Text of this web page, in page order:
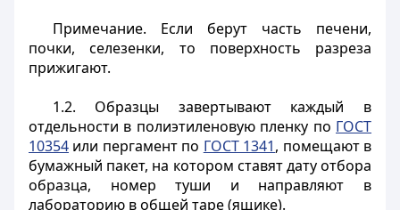
Примечание. Если берут часть печени,
почки, селезенки, то поверхность разреза
прижигают.
1.2. Образцы завертывают каждый в
отдельности в полиэтиленовую пленку по ГОСТ
10354 или пергамент по ГОСТ 1341, помещают в
бумажный пакет, на котором ставят дату отбора
образца, номер туши и направляют в
лабораторию в общей таре (ящике).